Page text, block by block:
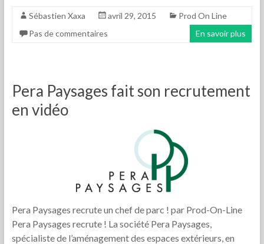
Sébastien Xaxa avril 29, 2015
Prod On Line
Pas de commentaires
En savoir plus
Pera Paysages fait son recrutement
en vidéo
Pera Paysages recrute un chef de parc ! par Prod-On-Line
Pera Paysages recrute ! La société Pera Paysages,
spécialiste de l’aménagement des espaces extérieurs, en